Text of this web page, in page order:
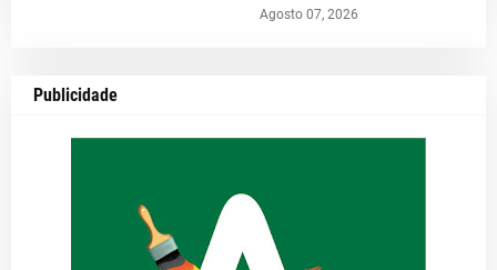
Agosto 07, 2026
Publicidade